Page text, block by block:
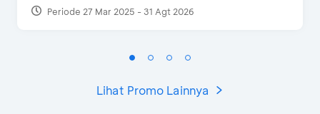
Periode 27 Mar 2025 - 31 Agt 2026
Lihat Promo Lainnya